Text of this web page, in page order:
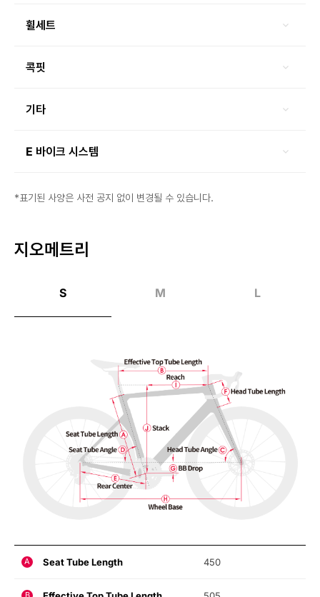
휠세트
콕핏
기타
E 바이크 시스템
*표기된 사양은 사전 공지 없이 변경될 수 있습니다.
지오메트리
S M L
A Seat Tube Length 450
B